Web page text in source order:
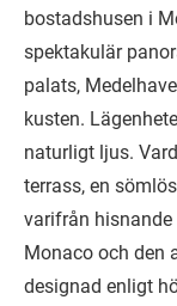
bostadshusen i
spektakulär
palats,
kusten.
naturligt ljus.
terrass, en
varifrån
Monaco och den
designad enligt